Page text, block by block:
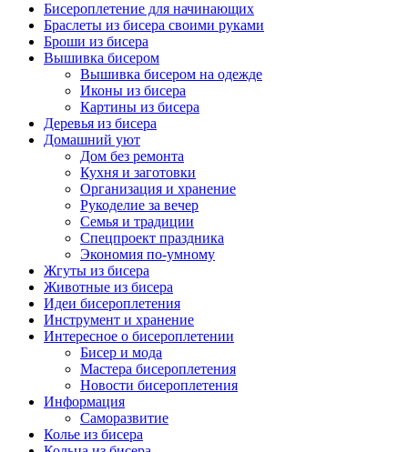
Бисероплетение для начинающих
Браслеты из бисера своими руками
Броши из бисера
Вышивка бисером
Вышивка бисером на одежде
Иконы из бисера
Картины из бисера
Деревья из бисера
Домашний уют
Дом без ремонта
Кухня и заготовки
Организация и хранение
Рукоделие за вечер
Семья и традиции
Спецпроект праздника
Экономия по-умному
Жгуты из бисера
Животные из бисера
Идеи бисероплетения
Инструмент и хранение
Интересное о бисероплетении
Бисер и мода
Мастера бисероплетения
Новости бисероплетения
Информация
Саморазвитие
Колье из бисера